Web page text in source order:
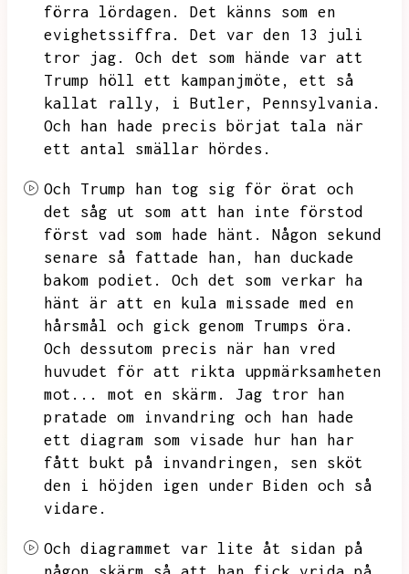
förra lördagen.
Det känns som en
evighetssiffra.
Det var den 13 juli
tror jag.
Och det som hände var att
Trump höll ett kampanjmöte,
ett så
kallat rally,
i Butler,
Pennsylvania.
Och han hade precis börjat tala när
ett antal smällar hördes.
Och Trump han tog sig för örat och
det såg ut som att han inte förstod
först vad som hade hänt.
Någon sekund
senare så fattade han,
han duckade
bakom podiet.
Och det som verkar ha
hänt är att en kula missade med en
hårsmål och gick genom Trumps öra.
Och dessutom precis när han vred
huvudet för att rikta uppmärksamheten
mot...
mot en skärm.
Jag tror han
pratade om invandring och han hade
ett diagram som visade hur han har
fått bukt på invandringen,
sen sköt
den i höjden igen under Biden och så
vidare.
Och diagrammet var lite åt sidan på